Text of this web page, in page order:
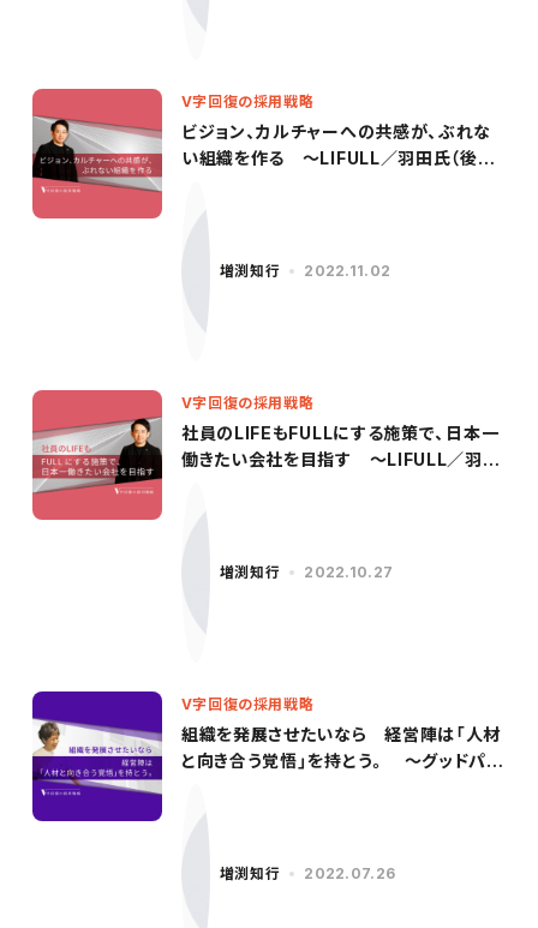
V字回復の採用戦略
ビジョン、カルチャーへの共感が、ぶれな
い組織を作る ～LIFULL／羽田氏（後
増渕知行 2022.11.02
V字回復の採用戦略
社員のLIFEもFULLにする施策で、日本一
働きたい会社を目指す 〜LIFULL／羽田
増渕知行 2022.10.27
V字回復の採用戦略
組織を発展させたいなら 経営陣は「人材
と向き合う覚悟」を持とう。 〜グッドパッ
増渕知行 2022.07.26